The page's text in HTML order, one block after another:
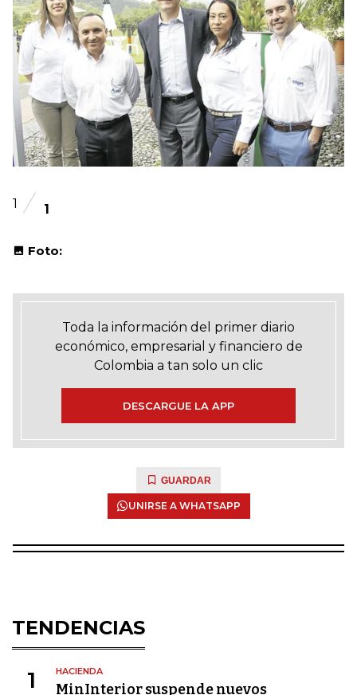
1 1
Foto:
Toda la información del primer diario
económico, empresarial y financiero de
Colombia a tan solo un clic
DESCARGUE LA APP
GUARDAR
UNIRSE A WHATSAPP
TENDENCIAS
1 HACIENDA
MinInterior suspende nuevos